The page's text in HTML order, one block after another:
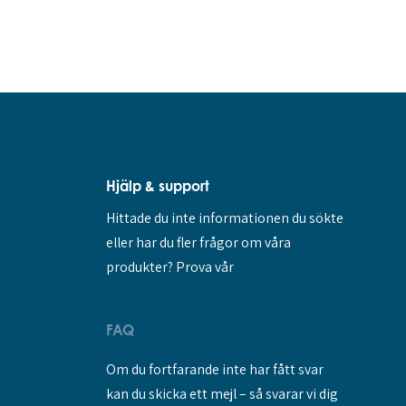
Hjälp & support
Hittade du inte informationen du sökte
eller har du fler frågor om våra
produkter? Prova vår
FAQ
Om du fortfarande inte har fått svar
kan du skicka ett mejl – så svarar vi dig